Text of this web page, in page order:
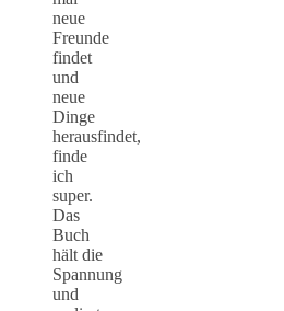
neue
Freunde
findet
und
neue
Dinge
herausfindet,
finde
ich
super.
Das
Buch
hält die
Spannung
und